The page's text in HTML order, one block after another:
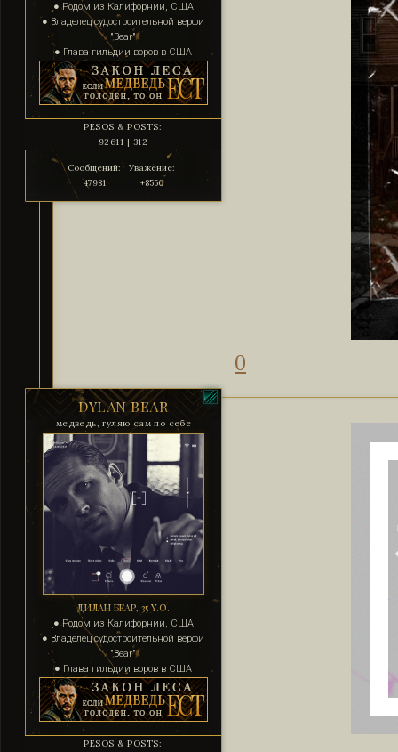
● Родом из Калифорнии, США
● Владелец судостроительной верфи
"Bear"
● Глава гильдии воров в США
PESOS & POSTS:
92611 | 312
Сообщений:
47981
Уважение:
+8550
0
DYLAN BEAR
медведь, гуляю сам по себе
ДИЛАН БЕАР, 35 Y.O.
● Родом из Калифорнии, США
● Владелец судостроительной верфи
"Bear"
● Глава гильдии воров в США
PESOS & POSTS: